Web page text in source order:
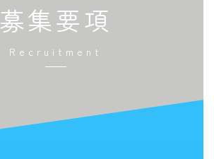
募集要項
Recruitment